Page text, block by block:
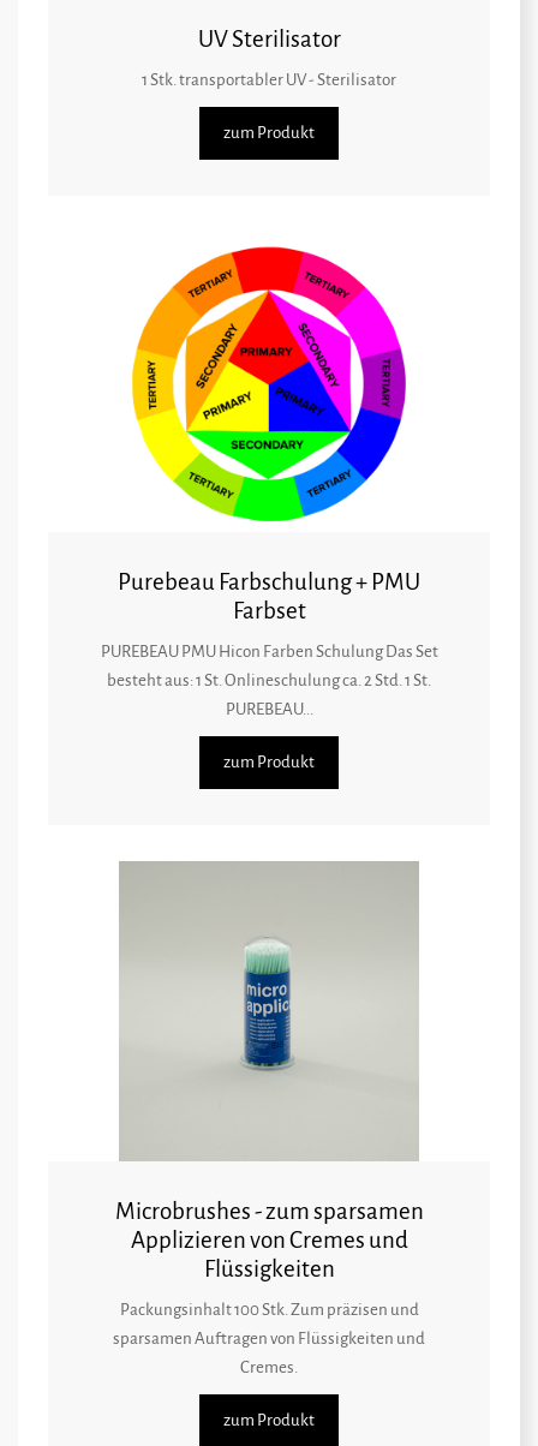
UV Sterilisator
1 Stk. transportabler UV - Sterilisator
zum Produkt
Purebeau Farbschulung + PMU
Farbset
PUREBEAU PMU Hicon Farben Schulung Das Set
besteht aus: 1 St. Onlineschulung ca. 2 Std. 1 St.
PUREBEAU...
zum Produkt
Microbrushes - zum sparsamen
Applizieren von Cremes und
Flüssigkeiten
Packungsinhalt 100 Stk. Zum präzisen und
sparsamen Auftragen von Flüssigkeiten und
Cremes.
zum Produkt